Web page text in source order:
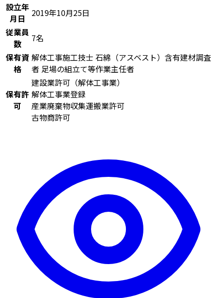
設立年
月日
2019年10月25日
従業員
数
7名
保有資
格
解体工事施工技士 石綿（アスベスト）含有建材調査
者 足場の組立て等作業主任者
保有許
可
建設業許可（解体工事業）
解体工事業登録
産業廃棄物収集運搬業許可
古物商許可